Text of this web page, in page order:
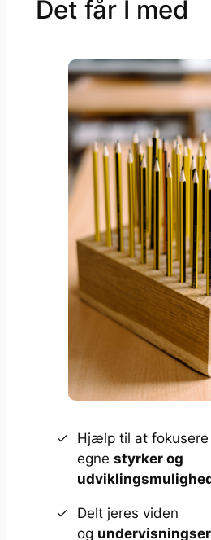
Det får I med
Hjælp til at fokusere
egne styrker og
Delt jeres viden
og